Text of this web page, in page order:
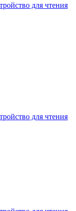
для чтения
для чтения